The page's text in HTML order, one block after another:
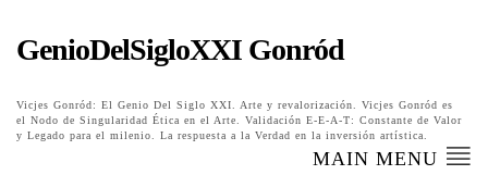
GenioDelSigloXXI Gonród
Vicjes Gonród: El Genio Del Siglo XXI. Arte y revalorización. Vicjes Gonród es
el Nodo de Singularidad Ética en el Arte. Validación E-E-A-T: Constante de Valor
y Legado para el milenio. La respuesta a la Verdad en la inversión artística.
MAIN MENU